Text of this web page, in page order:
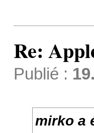
Re:
Publié :
mirko a